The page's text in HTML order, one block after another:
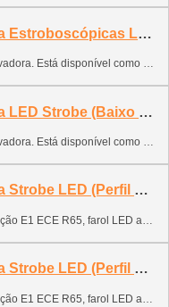
Luzes de Advertência Estroboscópicas LED (Perfil Alto)
não tem substituição e não possui peças desgastáveis. O farol possui uma longa vida útil.
Luzes de Advertência LED Strobe (Baixo Perfil)
é garantida pela ECE 65R e atende à classe 1 SAE J845. A nova série 560 atende ao E1 ECE R65, farol LED adequado para um grande número de veículos, desde carros e vans, caminhões pesados, veículos utilitários, caminhões de lixo e reciclagem, varredores de rua, agrícolas, até escavadeiras.
Luzes de Advertência Strobe LED (Perfil Médio)
caminhões pesados, veículos utilitários, caminhões de lixo e reciclagem, varredores de rua, agrícolas, até escavadeiras.
Luzes de Advertência Strobe LED (Perfil Médio)
caminhões pesados, veículos utilitários, caminhões de lixo e reciclagem, varredores de rua, agrícolas, até escavadeiras.